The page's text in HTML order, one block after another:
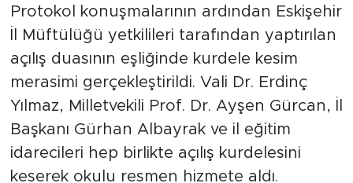
Protokol konuşmalarının ardından Eskişehir
İl Müftülüğü yetkilileri tarafından yaptırılan
açılış duasının eşliğinde kurdele kesim
merasimi gerçekleştirildi. Vali Dr. Erdinç
Yılmaz, Milletvekili Prof. Dr. Ayşen Gürcan, İl
Başkanı Gürhan Albayrak ve il eğitim
idarecileri hep birlikte açılış kurdelesini
keserek okulu resmen hizmete aldı.